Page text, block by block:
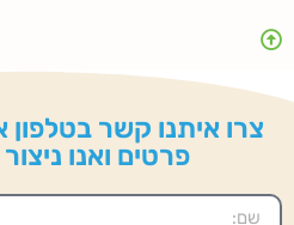
צרו איתנו קשר בטלפון
פרטים ואנו